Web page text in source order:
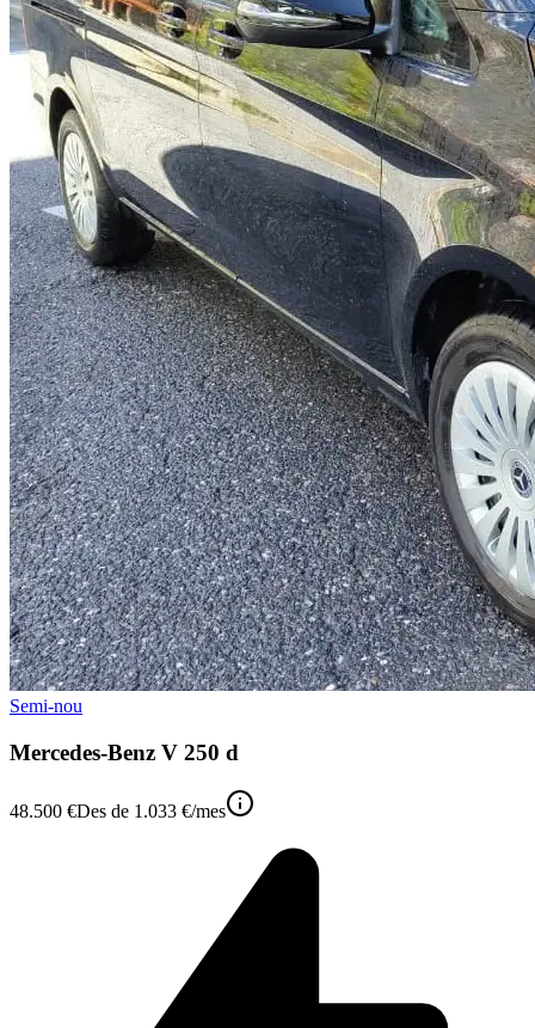
Semi-nou
Mercedes-Benz V 250 d
48.500 €Des de 1.033 €/mes